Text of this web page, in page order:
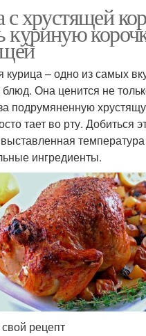
с хрустящей
куриную
курица – одно из самых
Она ценится не
подрумяненную
тает во рту. Добиться
ингредиенты.
рецепт